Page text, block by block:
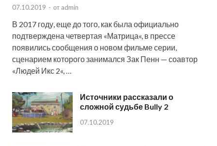
07.10.2019 - от admin
В 2017 году, еще до того, как была официально
подтверждена четвертая «Матрица«, в прессе
появились сообщения о новом фильме серии,
сценарием которого занимался Зак Пенн — соавтор
«Людей Икс 2«, …
Источники рассказали о
сложной судьбе Bully 2
07.10.2019